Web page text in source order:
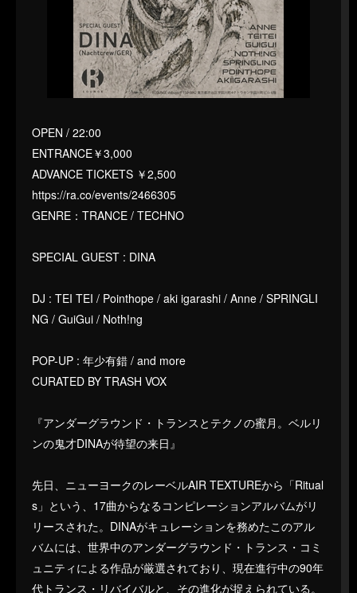
OPEN / 22:00
ENTRANCE￥3,000
ADVANCE TICKETS ￥2,500
https://ra.co/events/2466305
GENRE：TRANCE / TECHNO
SPECIAL GUEST : DINA
DJ : TEI TEI / Pointhope / aki igarashi / Anne / SPRINGLI
NG / GuiGui / Noth!ng
POP-UP : 年少有錯 / and more
CURATED BY TRASH VOX
『アンダーグラウンド・トランスとテクノの蜜月。ベルリ
ンの鬼才DINAが待望の来日』
先日、ニューヨークのレーベルAIR TEXTUREから「Ritual
s」という、17曲からなるコンピレーションアルバムがリ
リースされた。DINAがキュレーションを務めたこのアル
バムには、世界中のアンダーグラウンド・トランス・コミ
ュニティによる作品が厳選されており、現在進行中の90年
代トランス・リバイバルと、その進化が捉えられている。